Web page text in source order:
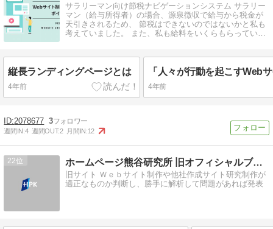
サラリーマン向け節税ナビゲーションシステム サラリー
マン（給与所得者）の場合、源泉徴収で給与から税金が
天引きされるため、 節税はできないのではないかと私も
考えていました。 また、私も給料をいくらもらってい
縦長ランディングページとは
4年前 4年前
2078677 3
週間IN:4 週間OUT:2 月間IN:12
22 ホームページ熊谷研究所 旧オフィシャルブログ
旧サイト Ｗｅｂサイト制作や他社作成サイト研究制作が
適正なものか判断し、勝手に解析して問題があれば発表